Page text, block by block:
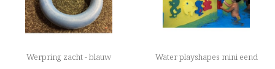
Werpring zacht - blauw Water playshapes mini eend